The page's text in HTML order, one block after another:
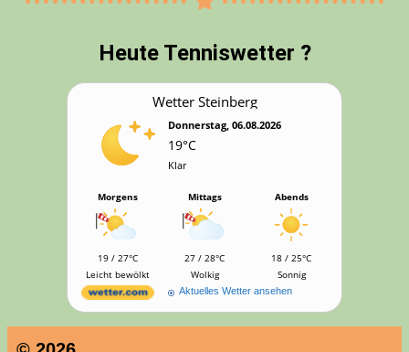
Heu­te Tenniswetter ?
Wet­ter Steinberg
Donnerstag, 06.08.2026
19°C
Klar
Morgens
19 / 27°C
Leicht bewölkt
Mittags
27 / 28°C
Wolkig
Abends
18 / 25°C
Sonnig
Aktuelles Wetter ansehen